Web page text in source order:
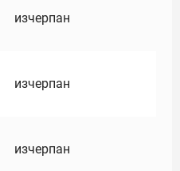
изчерпан
изчерпан
изчерпан